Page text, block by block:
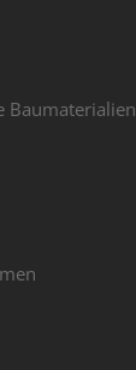
Baumaterialien